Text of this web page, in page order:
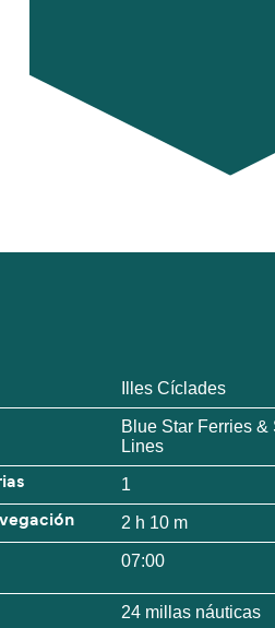
Illes Cíclades
Blue Star Ferries
Lines
1
2 h 10 m
07:00
24 millas náuticas